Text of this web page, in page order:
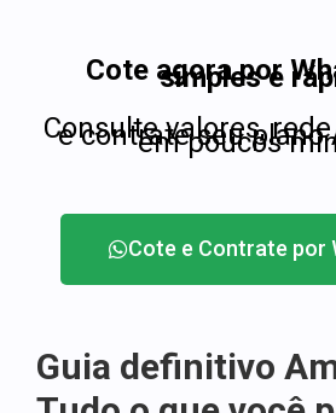
Cote agora por
simples e
Consulte valores,
e contrate seu plano
em poucos
Cote e Contrate por
Guia definitivo